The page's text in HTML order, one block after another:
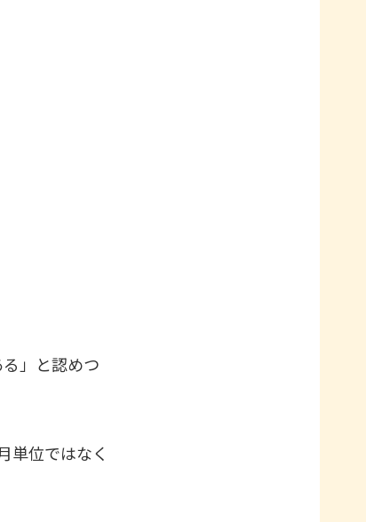
」と認めつ
単位ではなく